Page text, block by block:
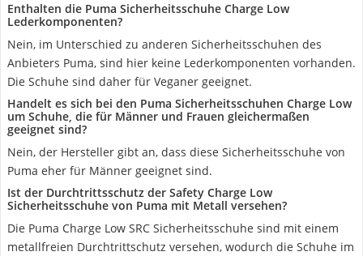
Enthalten die Puma Sicherheitsschuhe Charge Low
Lederkomponenten?
Nein, im Unterschied zu anderen Sicherheitsschuhen des
Anbieters Puma, sind hier keine Lederkomponenten vorhanden.
Die Schuhe sind daher für Veganer geeignet.
Handelt es sich bei den Puma Sicherheitsschuhen Charge Low
um Schuhe, die für Männer und Frauen gleichermaßen
geeignet sind?
Nein, der Hersteller gibt an, dass diese Sicherheitsschuhe von
Puma eher für Männer geeignet sind.
Ist der Durchtrittsschutz der Safety Charge Low
Sicherheitsschuhe von Puma mit Metall versehen?
Die Puma Charge Low SRC Sicherheitsschuhe sind mit einem
metallfreien Durchtrittschutz versehen, wodurch die Schuhe im